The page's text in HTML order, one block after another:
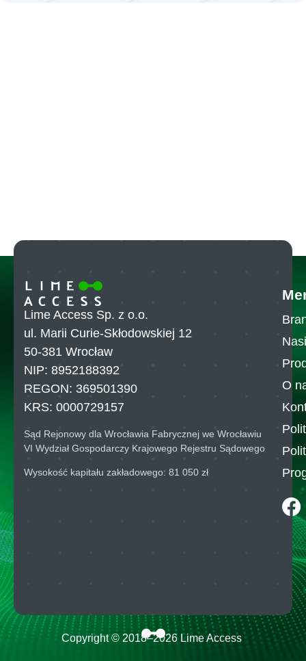
Lime Access Sp. z o.o.
ul. Marii Curie-Skłodowskiej 12
50-381 Wrocław
NIP: 8952188392
REGON: 369501390
KRS: 0000729157
Sąd Rejonowy dla Wrocławia Fabrycznej we Wrocławiu
VI Wydział Gospodarczy Krajowego Rejestru Sądowego
Wysokość kapitału zakładowego: 81 050 zł
O
Copyright © 2018–2026 Lime Access